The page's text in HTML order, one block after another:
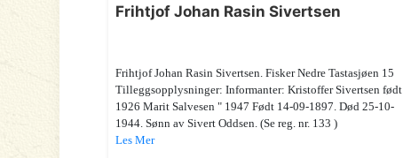
Frihtjof Johan Rasin Sivertsen
Frihtjof Johan Rasin Sivertsen. Fisker Nedre Tastasjøen 15
Tilleggsopplysninger: Informanter: Kristoffer Sivertsen født
1926 Marit Salvesen " 1947 Født 14-09-1897. Død 25-10-
1944. Sønn av Sivert Oddsen. (Se reg. nr. 133 )
Les Mer